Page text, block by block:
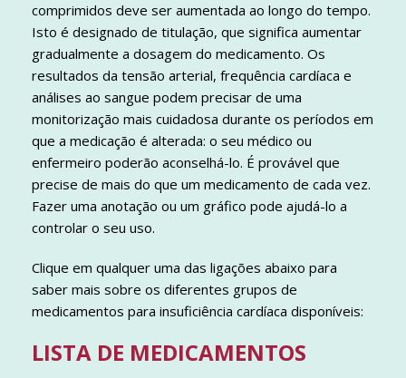
comprimidos deve ser aumentada ao longo do tempo.
Isto é designado de titulação, que significa aumentar
gradualmente a dosagem do medicamento. Os
resultados da tensão arterial, frequência cardíaca e
análises ao sangue podem precisar de uma
monitorização mais cuidadosa durante os períodos em
que a medicação é alterada: o seu médico ou
enfermeiro poderão aconselhá-lo. É provável que
precise de mais do que um medicamento de cada vez.
Fazer uma anotação ou um gráfico pode ajudá-lo a
controlar o seu uso.
Clique em qualquer uma das ligações abaixo para
saber mais sobre os diferentes grupos de
medicamentos para insuficiência cardíaca disponíveis:
LISTA DE MEDICAMENTOS